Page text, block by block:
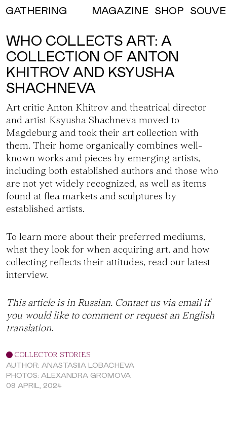
GATHERING MAGAZINE SHOP
WHO COLLECTS ART: A
COLLECTION OF ANTON
KHITROV AND KSYUSHA
SHACHNEVA
COLLECTOR STORIES
AUTHOR: ANASTASIIA LOBACHEVA
PHOTOS: ALEXANDRA GROMOVA
09 APRIL, 2024
Art critic Anton Khitrov and theatrical director
and artist Ksyusha Shachneva moved to
Magdeburg and took their art collection with
them. Their home organically combines well-
known works and pieces by emerging artists,
including both established authors and those who
are not yet widely recognized, as well as items
found at flea markets and sculptures by
established artists.
To learn more about their preferred mediums,
what they look for when acquiring art, and how
collecting reflects their attitudes, read our latest
interview.
This article is in Russian. Contact us via emailif
you would like to comment or request an English
translation.